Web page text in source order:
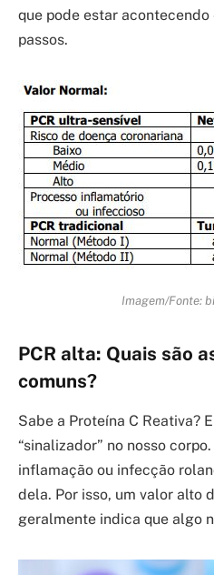
que pode estar acontecendo
passos.
Imagem/Fonte:
PCR alta: Quais são
comuns?
Sabe a Proteína C Reativa?
“sinalizador” no nosso
inflamação ou infecção
dela. Por isso, um valor alto
geralmente indica que algo